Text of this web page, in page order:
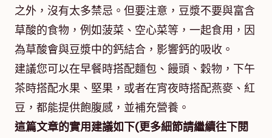
之外，沒有太多禁忌。但要注意，豆漿不要與富含
草酸的食物，例如菠菜、空心菜等，一起食用，因
為草酸會與豆漿中的鈣結合，影響鈣的吸收。
建議您可以在早餐時搭配麵包、饅頭、穀物，下午
茶時搭配水果、堅果，或者在宵夜時搭配燕麥、紅
豆，都能提供飽腹感，並補充營養。
這篇文章的實用建議如下(更多細節請繼續往下閱